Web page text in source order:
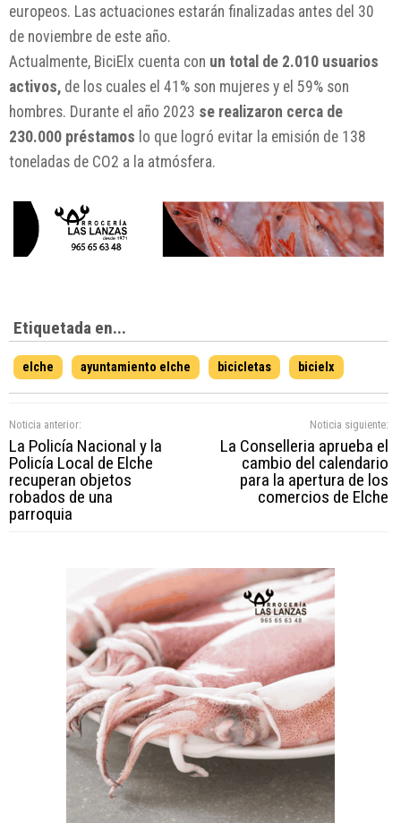
europeos. Las actuaciones estarán finalizadas antes del 30
de noviembre de este año.
Actualmente, BiciElx cuenta con un total de 2.010 usuarios
activos, de los cuales el 41% son mujeres y el 59% son
hombres. Durante el año 2023 se realizaron cerca de
230.000 préstamos lo que logró evitar la emisión de 138
toneladas de CO2 a la atmósfera.
Etiquetada en...
elche ayuntamiento elche bicicletas bicielx
Noticia anterior:
La Policía Nacional y la
Policía Local de Elche
recuperan objetos
robados de una
parroquia
Noticia siguiente:
La Conselleria aprueba el
cambio del calendario
para la apertura de los
comercios de Elche